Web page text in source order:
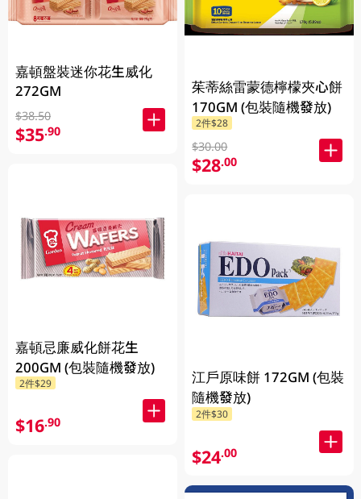
嘉頓盤裝迷你花生威化
272GM
$38.50
$35.90
嘉頓忌廉威化餅花生
200GM (包裝隨機發放)
2件$29
$16.90
茱蒂絲雷蒙德檸檬夾心餅
170GM (包裝隨機發放)
2件$28
$30.00
$28.00
江戶原味餅 172GM (包裝
隨機發放)
2件$30
$24.00